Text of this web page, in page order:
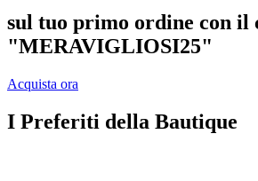
sul tuo primo ordine con il
"MERAVIGLIOSI25"
Acquista ora
I Preferiti della Bautique